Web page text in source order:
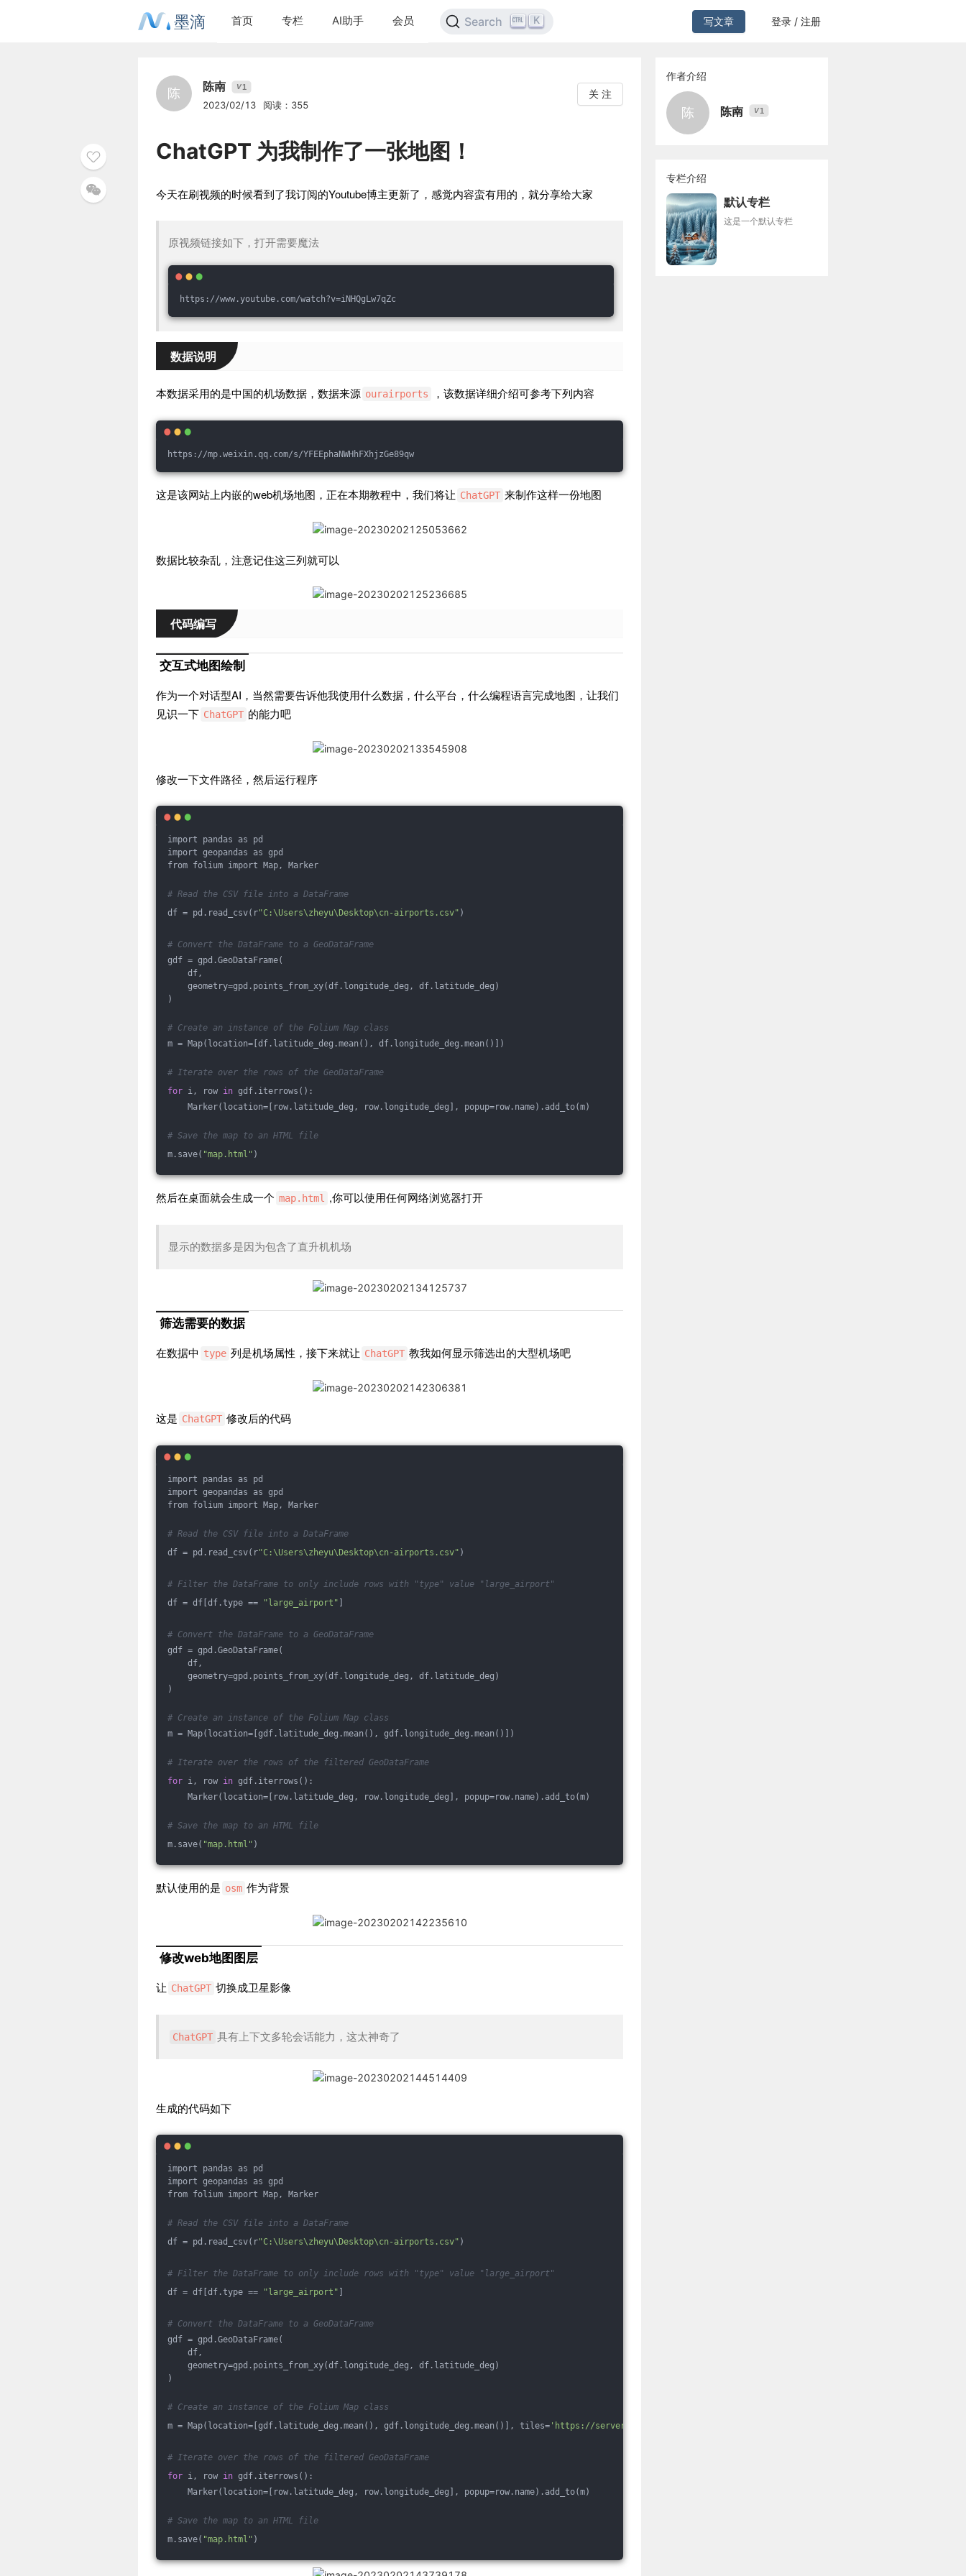
墨滴 首页 专栏 AI助手 会员 Search K 写文章 登录 / 注册
陈 陈南 V1
2023/02/13 阅读：355
关 注
ChatGPT 为我制作了一张地图！
今天在刷视频的时候看到了我订阅的Youtube博主更新了，感觉内容蛮有用的，就分享给大家
原视频链接如下，打开需要魔法
https://www.youtube.com/watch?v=iNHQgLw7qZc
数据说明
本数据采用的是中国的机场数据，数据来源 ourairports ，该数据详细介绍可参考下列内容
https://mp.weixin.qq.com/s/YFEEphaNWHhFXhjzGe89qw
这是该网站上内嵌的web机场地图，正在本期教程中，我们将让 ChatGPT 来制作这样一份地图
数据比较杂乱，注意记住这三列就可以
代码编写
交互式地图绘制
作为一个对话型AI，当然需要告诉他我使用什么数据，什么平台，什么编程语言完成地图，让我们
见识一下 ChatGPT 的能力吧
修改一下文件路径，然后运行程序
import pandas as pd
import geopandas as gpd
from folium import Map, Marker
# Read the CSV file into a DataFrame
df = pd.read_csv(r"C:\Users\zheyu\Desktop\cn-airports.csv" )
# Convert the DataFrame to a GeoDataFrame
gdf = gpd.GeoDataFrame(
df,
geometry=gpd.points_from_xy(df.longitude_deg, df.latitude_deg)
)
# Create an instance of the Folium Map class
m = Map(location=[df.latitude_deg.mean(), df.longitude_deg.mean()])
# Iterate over the rows of the GeoDataFrame
for i, row in gdf.iterrows():
Marker(location=[row.latitude_deg, row.longitude_deg], popup=row.name).add_to(m)
# Save the map to an HTML file
m.save( "map.html" )
然后在桌面就会生成一个 map.html ,你可以使用任何网络浏览器打开
显示的数据多是因为包含了直升机机场
筛选需要的数据
在数据中 type 列是机场属性，接下来就让 ChatGPT 教我如何显示筛选出的大型机场吧
这是 ChatGPT 修改后的代码
import pandas as pd
import geopandas as gpd
from folium import Map, Marker
# Read the CSV file into a DataFrame
df = pd.read_csv(r"C:\Users\zheyu\Desktop\cn-airports.csv" )
# Filter the DataFrame to only include rows with "type" value "large_airport"
df = df[df.type ==
"large_airport"
# Convert the DataFrame to a GeoDataFrame
gdf = gpd.GeoDataFrame(
df,
geometry=gpd.points_from_xy(df.longitude_deg, df.latitude_deg)
)
# Create an instance of the Folium Map class
m = Map(location=[gdf.latitude_deg.mean(), gdf.longitude_deg.mean()])
# Iterate over the rows of the filtered GeoDataFrame
for i, row in gdf.iterrows():
Marker(location=[row.latitude_deg, row.longitude_deg], popup=row.name).add_to(m)
# Save the map to an HTML file
m.save( "map.html" )
默认使用的是 osm 作为背景
修改web地图图层
让 ChatGPT 切换成卫星影像
ChatGPT 具有上下文多轮会话能力，这太神奇了
生成的代码如下
import pandas as pd
import geopandas as gpd
from folium import Map, Marker
# Read the CSV file into a DataFrame
df = pd.read_csv(r"C:\Users\zheyu\Desktop\cn-airports.csv" )
# Filter the DataFrame to only include rows with "type" value "large_airport"
df = df[df.type ==
"large_airport"
# Convert the DataFrame to a GeoDataFrame
gdf = gpd.GeoDataFrame(
df,
geometry=gpd.points_from_xy(df.longitude_deg, df.latitude_deg)
)
# Create an instance of the Folium Map class
m = Map(location=[gdf.latitude_deg.mean(), gdf.longitude_deg.mean()], tiles= 'https://server.arcgisonline.com/ArcGIS/rest/services/World_Imagery/MapServer/
# Iterate over the rows of the filtered GeoDataFrame
for i, row in gdf.iterrows():
Marker(location=[row.latitude_deg, row.longitude_deg], popup=row.name).add_to(m)
# Save the map to an HTML file
m.save( "map.html" )
作者介绍
陈 陈南 V1
专栏介绍
默认专栏
这是一个默认专栏